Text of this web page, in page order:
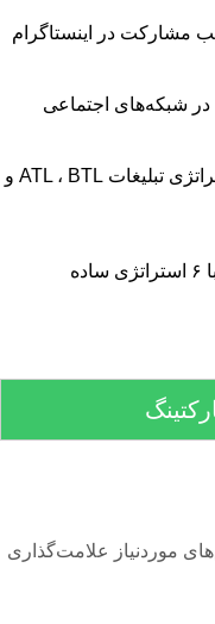
معنا و تفاوت استراتژی تبلیغات ATL ، BTL و
موردنیاز علامت‌گذاری